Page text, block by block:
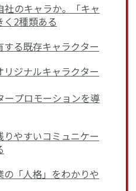
社のキャラか。「キャ
く2種類ある
する既存キャラクター
リジナルキャラクター
ープロモーションを導
やすいコミュニケー
「人格」をわかりや